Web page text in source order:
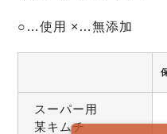
○…使用 ×…無添加
スーパー用
某キムチ